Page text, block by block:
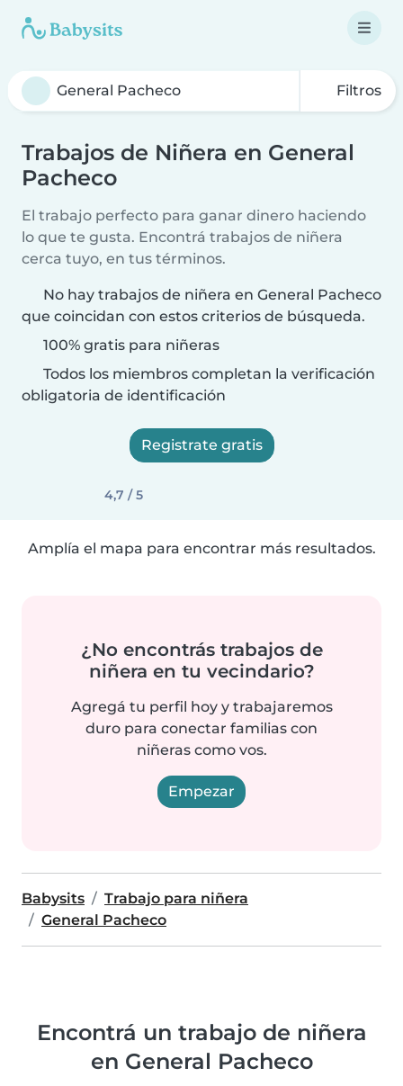
Filtros
Trabajos de Niñera en General
Pacheco
El trabajo perfecto para ganar dinero haciendo
lo que te gusta. Encontrá trabajos de niñera
cerca tuyo, en tus términos.
No hay trabajos de niñera en General Pacheco
que coincidan con estos criterios de búsqueda.
100% gratis para niñeras
Todos los miembros completan la verificación
obligatoria de identificación
Registrate gratis
4,7 / 5
Amplía el mapa para encontrar más resultados.
¿No encontrás trabajos de
niñera en tu vecindario?
Agregá tu perfil hoy y trabajaremos
duro para conectar familias con
niñeras como vos.
Empezar
Babysits
Trabajo para niñera
General Pacheco
Encontrá un trabajo de niñera
en General Pacheco